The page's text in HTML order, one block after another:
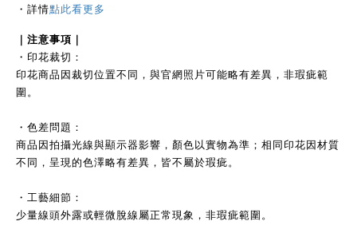
・詳情點此看更多
｜注意事項｜
・印花裁切：
印花商品因裁切位置不同，與官網照片可能略有差異，非瑕疵範
圍。
・色差問題：
商品因拍攝光線與顯示器影響，顏色以實物為準；相同印花因材質
不同，呈現的色澤略有差異，皆不屬於瑕疵。
・工藝細節：
少量線頭外露或輕微脫線屬正常現象，非瑕疵範圍。